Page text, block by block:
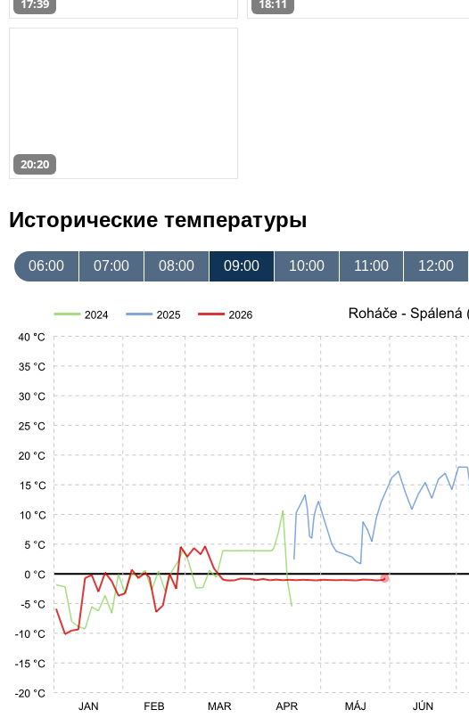
17:39 18:11
20:20
Исторические температуры
06:00 07:00 08:00 09:00 10:00 11:00 12:00